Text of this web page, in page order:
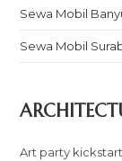
Sewa Mobil
Sewa Mobil
Art party